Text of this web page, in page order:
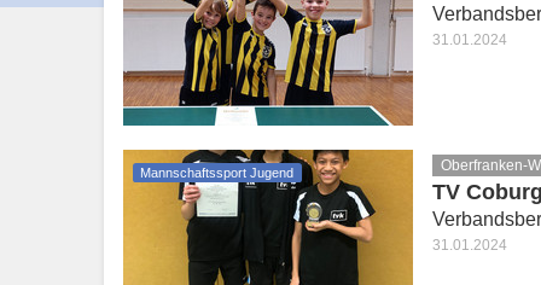
31.01.2024
Mannschaftssport Jugend Oberfranken-
TV
31.01.2024